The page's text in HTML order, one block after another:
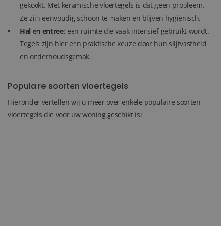
gekookt. Met keramische vloertegels is dat geen probleem.
Ze zijn eenvoudig schoon te maken en blijven hygiënisch.
Hal en entree: een ruimte die vaak intensief gebruikt wordt.
Tegels zijn hier een praktische keuze door hun slijtvastheid
en onderhoudsgemak.
Populaire soorten vloertegels
Hieronder vertellen wij u meer over enkele populaire soorten
vloertegels die voor uw woning geschikt is!